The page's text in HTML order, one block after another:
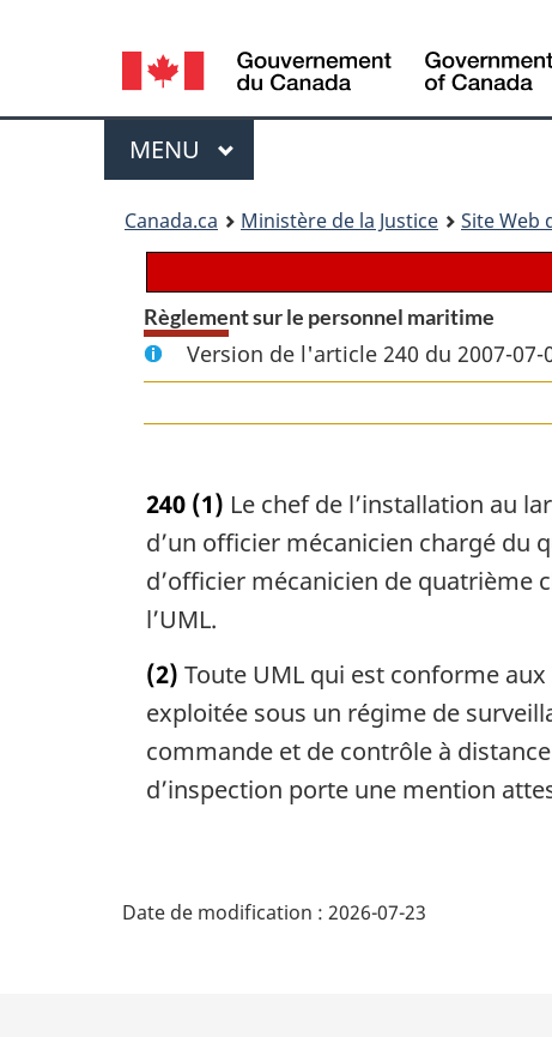
Language
selection
Menu
MENU PRINCIPAL
Canada.ca Ministère de la Justice Site Web
Règlement sur le personnel maritime
Version de l'article 240 du 2007-07-
240 (1) Le chef de l’installation au
d’un officier mécanicien chargé du
d’officier mécanicien de quatrième
l’UML.
(2) Toute UML qui est conforme
exploitée sous un régime de
commande et de contrôle à
d’inspection porte une mention
Date de modification : 2026-07-23